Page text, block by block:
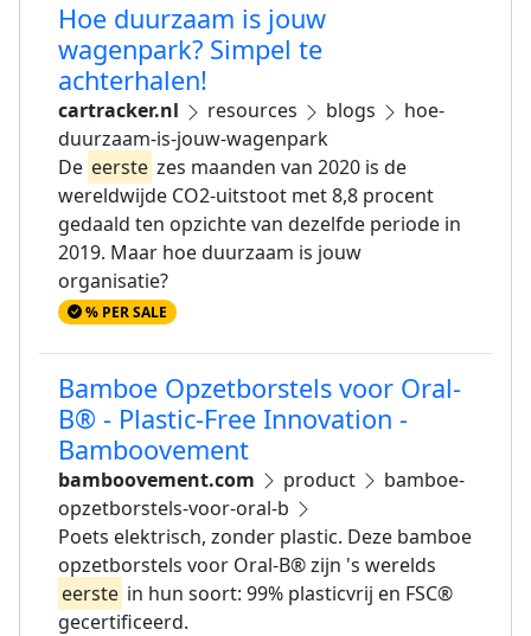
Hoe duurzaam is jouw
wagenpark? Simpel te
achterhalen!
cartracker.nl resources blogs
hoe-
duurzaam-is-jouw-wagenpark
De eerste zes maanden van 2020 is de
wereldwijde CO2-uitstoot met 8,8 procent
gedaald ten opzichte van dezelfde periode in
2019. Maar hoe duurzaam is jouw
organisatie?
% PER SALE
Bamboe Opzetborstels voor Oral-
B® - Plastic-Free Innovation -
Bamboovement
bamboovement.com product
bamboe-
opzetborstels-voor-oral-b
Poets elektrisch, zonder plastic. Deze bamboe
opzetborstels voor Oral-B® zijn 's werelds
eerste in hun soort: 99% plasticvrij en FSC®
gecertificeerd.